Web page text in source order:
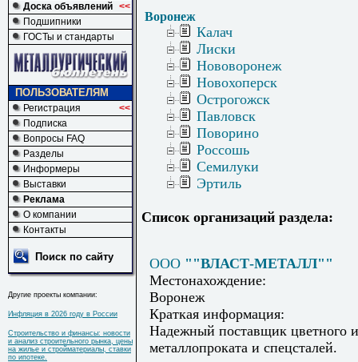
Доска объявлений <<
Подшипники
ГОСТы и стандарты
ПОЛЬЗОВАТЕЛЯМ
Регистрация
<<
Подписка
Вопросы FAQ
Разделы
Информеры
Выставки
Реклама
О компании
Контакты
Поиск по сайту
Другие проекты компании:
Инфляция в 2026 году в России
Строительство и финансы: новости
и анализ строительного рынка, цены
на жилье и стройматериалы, ставки
по ипотеке.
Воронеж
Калач
Лиски
Нововоронеж
Новохоперск
Острогожск
Павловск
Поворино
Россошь
Семилуки
Эртиль
Список организаций раздела:
ООО ""ВЛАСТ-МЕТАЛЛ""
Местонахождение:
Воронеж
Краткая информация:
Надежный поставщик цветного
металлопроката и спецсталей.